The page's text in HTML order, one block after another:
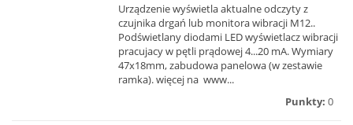
Urządzenie wyświetla aktualne odczyty z
czujnika drgań lub monitora wibracji M12..
Podświetlany diodami LED wyświetlacz wibracji
pracujacy w pętli prądowej 4...20 mA. Wymiary
47x18mm, zabudowa panelowa (w zestawie
ramka). więcej na www...
Punkty: 0